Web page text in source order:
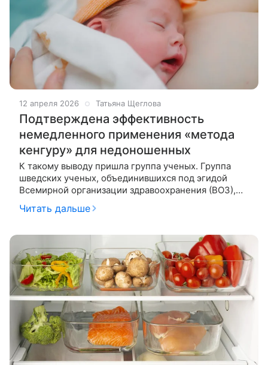
12 апреля 2026 Татьяна Щеглова
Подтверждена эффективность
немедленного применения «метода
кенгуру» для недоношенных
К такому выводу пришла группа ученых. Группа
шведских ученых, объединившихся под эгидой
Всемирной организации здравоохранения (ВОЗ),
подтвердила эффективность немедленного
применения «метода кенгуру» для
Читать дальше